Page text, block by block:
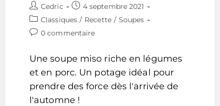
Auteur/autrice
de
publication :
Cedric
Publication
publiée :
4 septembre 2021
Post
category:
Classiques / Recette / Soupes
Commentaires
publication :
0 commentaire
Une soupe miso riche en légumes
et en porc. Un potage idéal pour
prendre des force dès l'arrivée de
l'automne !